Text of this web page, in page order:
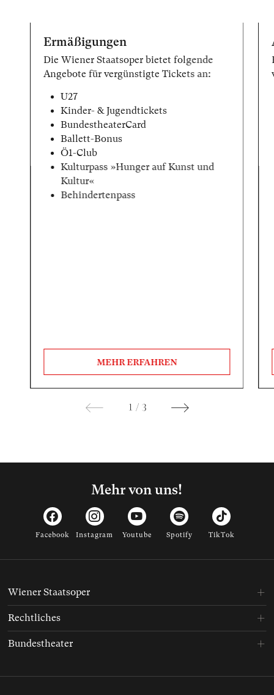
Ermäßigungen
Die Wiener Staatsoper bietet folgende
Angebote für vergünstigte Tickets an:
U27
Kinder- & Jugendtickets
BundestheaterCard
Ballett-Bonus
Ö1-Club
Kulturpass »Hunger auf Kunst und
Kultur«
Behindertenpass
MEHR ERFAHREN
1 / 3
Mehr von uns!
Facebook Instagram Youtube Spotify TikTok
Wiener Staatsoper
Rechtliches
Bundestheater